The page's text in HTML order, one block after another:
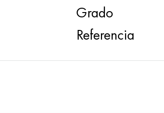
Grado
Referencia